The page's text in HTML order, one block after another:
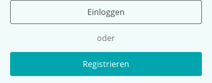
Einloggen
oder
Registrieren